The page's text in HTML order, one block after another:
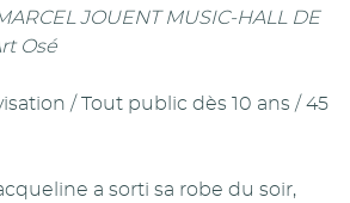
JOUENT MUSIC-HALL DE
Osé
/ Tout public dès 10 ans / 45
a sorti sa robe du soir,